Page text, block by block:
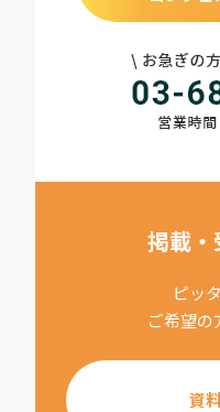
掲載・
ピッ
ご希望の
資